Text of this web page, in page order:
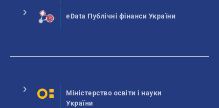
eData Публічні фінанси України
Міністерство освіти і науки
України